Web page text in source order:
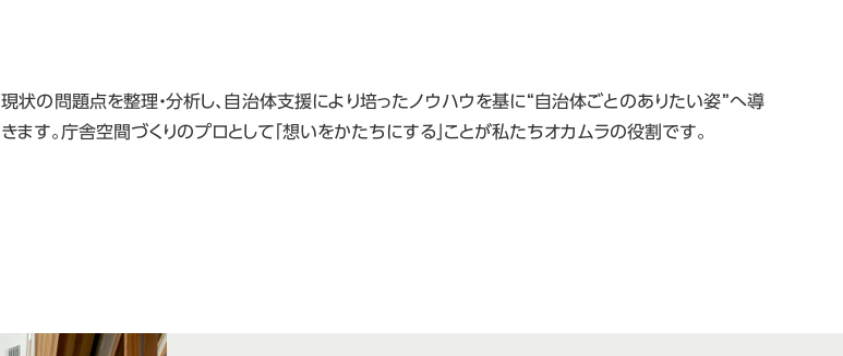
現状の問題点を整理・分析し、自治体支援により培ったノウハウを基に“自治体ごとのありたい姿”へ導
きます。庁舎空間づくりのプロとして「想いをかたちにする」ことが私たちオカムラの役割です。​